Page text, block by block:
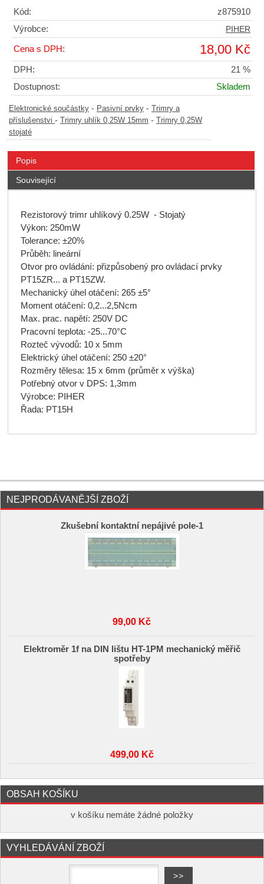
Kód:
z875910
Výrobce:
PIHER
Cena s DPH: 18,00 Kč
DPH:
21 %
Dostupnost:
Skladem
Elektronické součástky - Pasivní prvky -
Trimry a
příslušenstvi - Trimry uhlík 0,25W 15mm -
Trimry 0,25W
stojaté
Popis
Související
Rezistorový trimr uhlíkový 0.25W - Stojatý
Výkon: 250mW
Tolerance: ±20%
Průběh: lineární
Otvor pro ovládání: přizpůsobený pro ovládací prvky
PT15ZR... a PT15ZW.
Mechanický úhel otáčení: 265 ±5°
Moment otáčení: 0,2...2,5Ncm
Max. prac. napětí: 250V DC
Pracovní teplota: -25...70°C
Rozteč vývodů: 10 x 5mm
Elektrický úhel otáčení: 250 ±20°
Rozměry tělesa: 15 x 6mm (průměr x výška)
Potřebný otvor v DPS: 1,3mm
Výrobce: PIHER
Řada: PT15H
NEJPRODÁVANĚJŠÍ ZBOŽÍ
Zkušební kontaktní nepájivé pole-1
99,00 Kč
Elektroměr 1f na DIN lištu HT-1PM mechanický měřič
spotřeby
499,00 Kč
OBSAH KOŠÍKU
v košíku nemáte žádné položky
VYHLEDÁVÁNÍ ZBOŽÍ